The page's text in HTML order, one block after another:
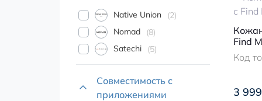
Native Union
2
Nomad
8
Satechi
5
Совместимость с
приложениями
Find
Код
3